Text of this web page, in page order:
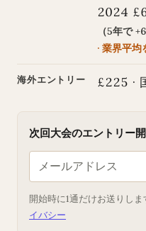
2024
（5年で
· 業界平
海外エントリー £225 ·
次回大会のエントリー
開始時に1通だけお送りし
イバシー